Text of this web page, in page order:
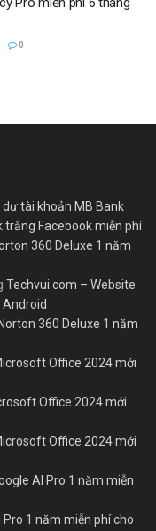
0
tài khoản MB Bank
trắng Facebook miễn phí
360 Deluxe 1 năm
Techvui.com – Website
Android
360 Deluxe 1 năm
Office 2024 mới
Office 2024 mới
Office 2024 mới
AI Pro 1 năm miễn
1 năm miễn phí cho